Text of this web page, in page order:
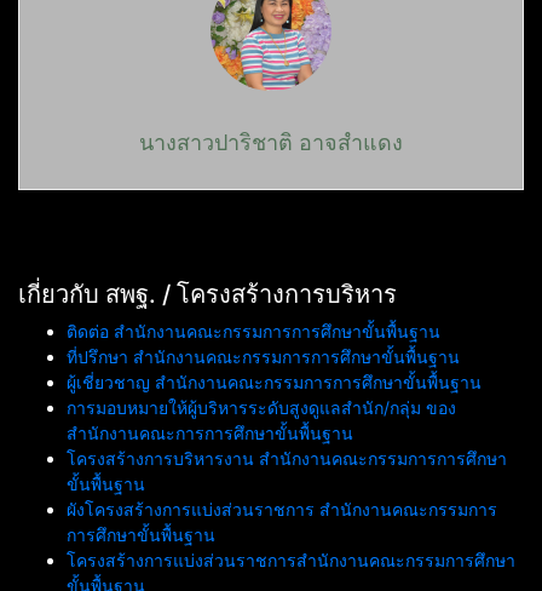
นางสาวปาริชาติ อาจสำแดง
เกี่ยวกับ สพฐ. / โครงสร้างการบริหาร
ติดต่อ สำนักงานคณะกรรมการการศึกษาขั้นพื้นฐาน
ที่ปรึกษา สำนักงานคณะกรรมการการศึกษาขั้นพื้นฐาน
ผู้เชี่ยวชาญ สำนักงานคณะกรรมการการศึกษาขั้นพื้นฐาน
การมอบหมายให้ผู้บริหารระดับสูงดูแลสำนัก/กลุ่ม ของ
สำนักงานคณะการการศึกษาขั้นพื้นฐาน
โครงสร้างการบริหารงาน สำนักงานคณะกรรมการการศึกษา
ขั้นพื้นฐาน
ผังโครงสร้างการแบ่งส่วนราชการ สำนักงานคณะกรรมการ
การศึกษาขั้นพื้นฐาน
โครงสร้างการแบ่งส่วนราชการสำนักงานคณะกรรมการศึกษา
ขั้นพื้นฐาน